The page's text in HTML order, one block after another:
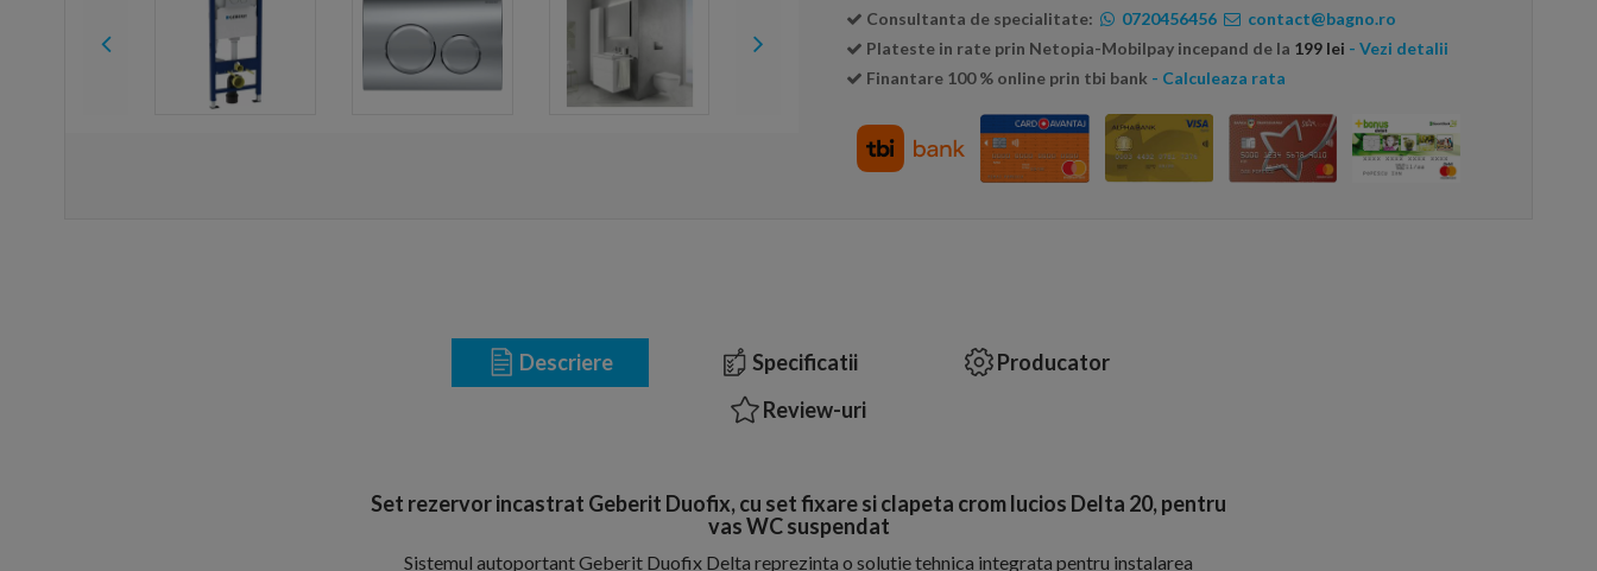
Consultanta de specialitate:
0720456456
contact@bagno.ro
Plateste in rate prin Netopia-Mobilpay incepand de la 199 lei - Vezi detalii
Finantare 100 % online prin tbi bank - Calculeaza rata
Descriere Specificatii
Producator
Review-uri
Set rezervor incastrat Geberit Duofix, cu set fixare si clapeta crom lucios Delta 20, pentru
vas WC suspendat
Sistemul autoportant Geberit Duofix Delta reprezinta o solutie tehnica integrata pentru instalarea